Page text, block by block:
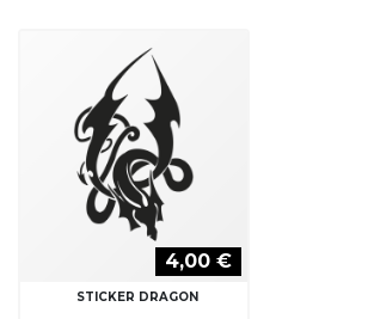
4,00 €
STICKER DRAGON